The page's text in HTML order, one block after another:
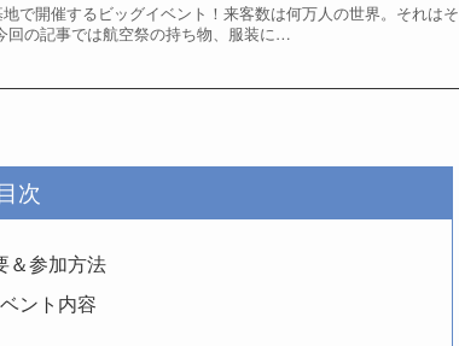
で開催するビッグイベント！来客数は何万人の世界。それはそ
回の記事では航空祭の持ち物、服装に…
次
＆参加方法
ント内容